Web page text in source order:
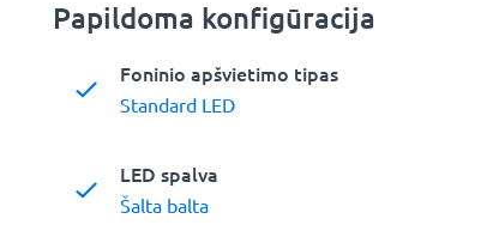
Papildoma konfigūracija
Foninio apšvietimo tipas
Standard LED
LED spalva
Šalta balta